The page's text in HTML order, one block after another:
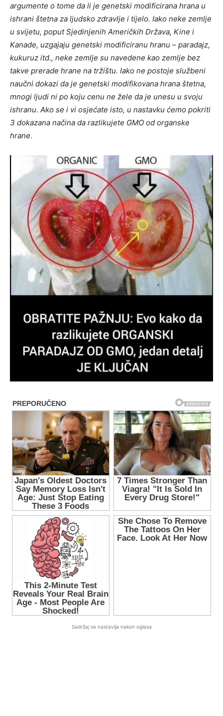
argumente o tome da li je genetski modificirana hrana u
ishrani štetna za ljudsko zdravlje i tijelo. Iako neke zemlje
u svijetu, poput Sjedinjenih Američkih Država, Kine i
Kanade, uzgajaju genetski modificiranu hranu – paradajz,
kukuruz itd., neke zemlje su navedene kao zemlje bez
takve prerade hrane na tržištu. Iako ne postoje službeni
naučni dokazi da je genetski modifikovana hrana štetna,
mnogi ljudi ni po koju cenu ne žele da je unesu u svoju
ishranu. Ako se i vi osjećate isto, u nastavku ćemo pokriti
3 dokazana načina da razlikujete GMO od organske
hrane.
Sadržaj se nastavlja nakon oglasa